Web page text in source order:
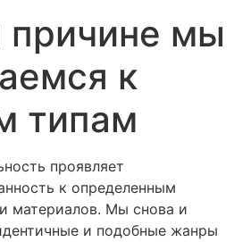
причине мы
к
типам
проявляет
к определенным
материалов. Мы снова и
и подобные жанры